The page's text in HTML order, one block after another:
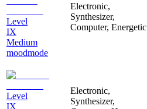
Level
IX
Medium
moodmode
Electronic,
Synthesizer,
Computer, Energetic
Level
IX
Electronic,
Synthesizer,